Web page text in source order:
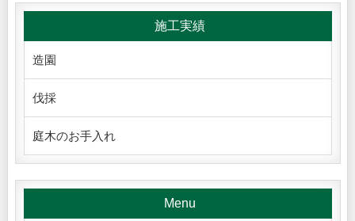
施工実績
造園
伐採
庭木のお手入れ
Menu